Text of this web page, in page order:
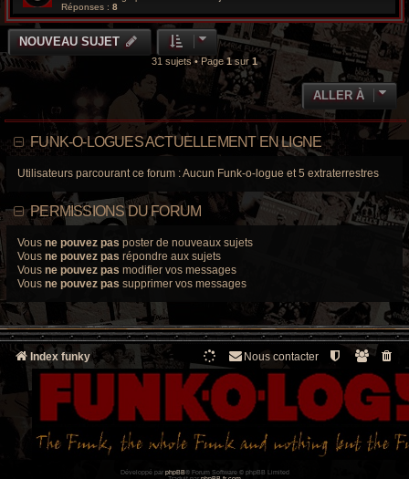
Réponses : 8
NOUVEAU SUJET
31 sujets • Page1sur 1
ALLER À
FUNK-O-LOGUES ACTUELLEMENT EN LIGNE
Utilisateurs parcourant ce forum : Aucun Funk-o-logue et 5 extraterrestres
PERMISSIONS DU FORUM
Vous ne pouvez pas poster de nouveaux sujets
Vous ne pouvez pas répondre aux sujets
Vous ne pouvez pas modifier vos messages
Vous ne pouvez pas supprimer vos messages
Index funky Nous contacter
Développé par phpBB® Forum Software © phpBB Limited